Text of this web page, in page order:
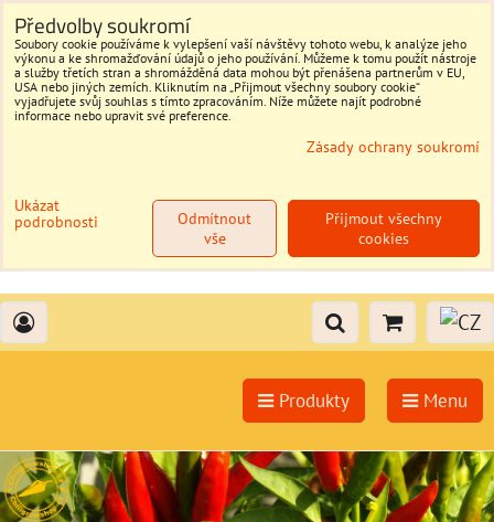
Produkty Menu
Předvolby soukromí
Soubory cookie používáme k vylepšení vaší návštěvy tohoto webu, k analýze jeho
výkonu a ke shromažďování údajů o jeho používání. Můžeme k tomu použít nástroje
a služby třetích stran a shromážděná data mohou být přenášena partnerům v EU,
USA nebo jiných zemích. Kliknutím na „Přijmout všechny soubory cookie“
vyjadřujete svůj souhlas s tímto zpracováním. Níže můžete najít podrobné
informace nebo upravit své preference.
Zásady ochrany soukromí
Ukázat
podrobnosti
Přijmout všechny
cookies
Odmítnout
vše